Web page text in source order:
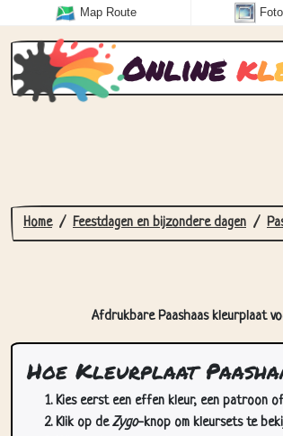
Map Route
Online kl
Home Feestdagen en bijzondere dagen
Afdrukbare Paashaas kleurplaat
Hoe Kleurplaat
Kies eerst een effen kleur, een patroon
Klik op deZygo-knop om kleursets te